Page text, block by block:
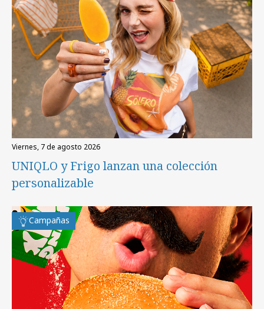
viernes, 7 de agosto 2026
UNIQLO y Frigo lanzan una colección
personalizable
Campañas